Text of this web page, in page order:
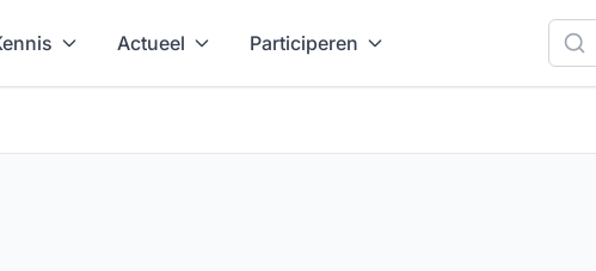
Actueel Participeren